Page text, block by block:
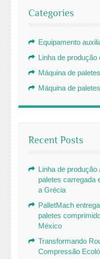
Categories
Equipamento
Linha de produção
Máquina de paletes
Máquina de
Recent Posts
Linha de
paletes carregada
a Grécia
PalletMach
paletes
México
Transformando
Compressão